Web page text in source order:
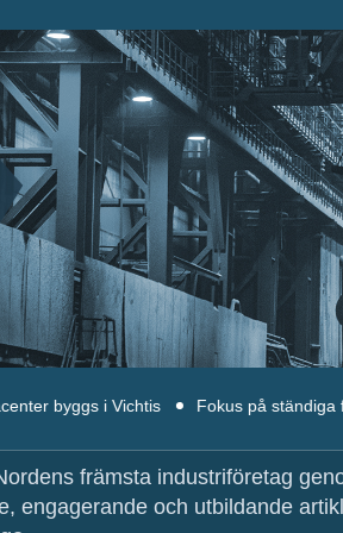
Vichtis Fokus på ständiga förbättringar
främsta industriföretag
engagerande och utbildande